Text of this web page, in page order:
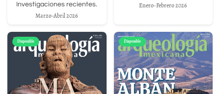
Investigaciones recientes.
Marzo-Abril 2026
Enero-Febrero 2026
Disponible Disponible